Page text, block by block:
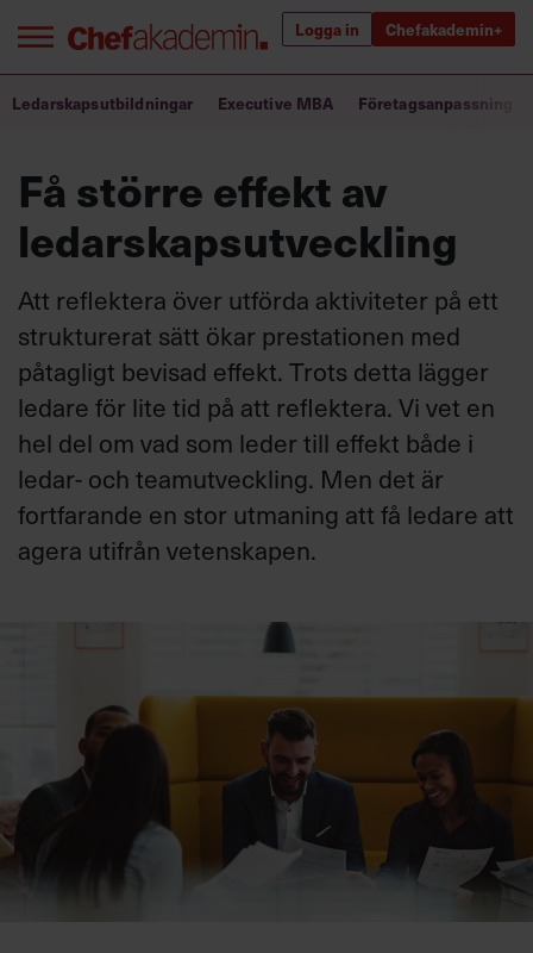
Logga in Chefakademin+
Annonsera
Om oss
Kundservice
Villkor och policy för
Bra ledare förändrar världen
Innehåll från Chef
Utbildning för ledare
Chefakademin+
Populära utbildningar
Ledarskapsutbildningar Executive MBA Företagsanpassning
Få större effekt av
ledarskapsutveckling
Att reflektera över utförda aktiviteter på ett
strukturerat sätt ökar prestationen med
påtagligt bevisad effekt. Trots detta lägger
ledare för lite tid på att reflektera. Vi vet en
hel del om vad som leder till effekt både i
ledar- och teamutveckling. Men det är
fortfarande en stor utmaning att få ledare att
agera utifrån vetenskapen.